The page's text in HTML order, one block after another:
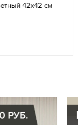
42x42 см